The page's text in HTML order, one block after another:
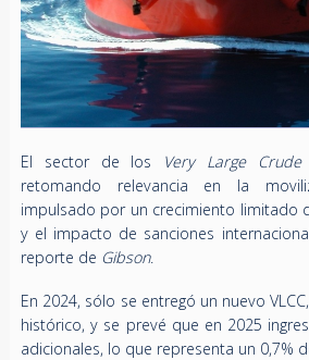
El sector de los Very Large Crude
retomando relevancia en la
impulsado por un crecimiento limitado
y el impacto de sanciones
reporte de Gibson.
En 2024, sólo se entregó un nuevo
histórico, y se prevé que en 2025
adicionales, lo que representa un 0,7%